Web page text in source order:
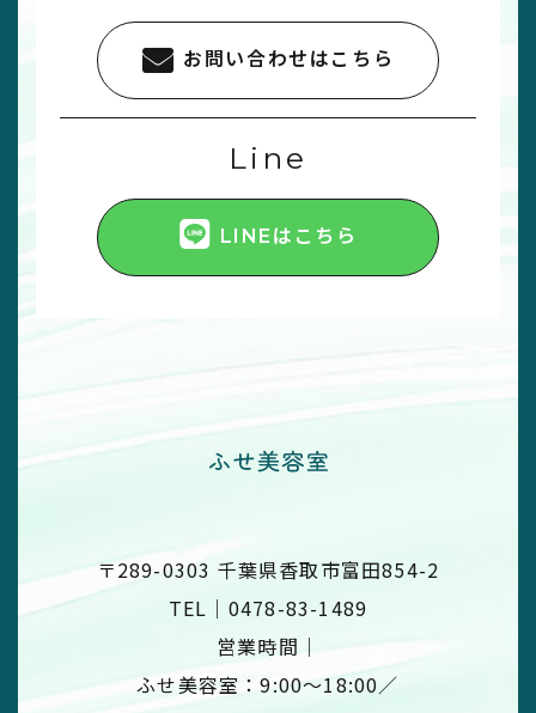
お問い合わせはこちら
Line
LINEはこちら
〒289-0303 千葉県香取市富田854-2
TEL｜ 0478-83-1489
営業時間｜
​​​​​​​ふせ美容室：9:00〜18:00／